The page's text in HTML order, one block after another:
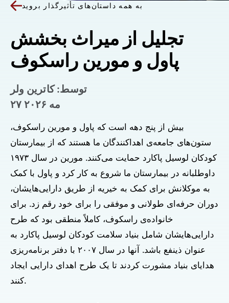
به همه داستان‌های تأثیرگذار بروید
تجلیل از میراث بخشش
پاول و مورین راسکوف
توسط: کاترین ولر
۲۷ مه ۲۰۲۶
بیش از پنج دهه است که پاول و مورین راسکوف،
ستون‌های جامعه‌ی اهداکنندگان ما هستند که از بیمارستان
کودکان لوسیل پاکارد حمایت می‌کنند. مورین در سال ۱۹۷۳
داوطلبانه در بیمارستان ما شروع به کار کرد و پاول با کمک
به موکلانش برای کمک به خیریه از طریق دارایی‌هایشان،
دوران حرفه‌ای طولانی و موفقی را برای خود رقم زد. برای
خانواده‌ی راسکوف، کاملاً منطقی بود که طرح
دارایی‌هایشان شامل بنیاد سلامت کودکان لوسیل پاکارد به
عنوان ذینفع باشد. آنها در سال ۲۰۰۷ با دفتر برنامه‌ریزی
هدایای بنیاد مشورت کردند تا یک طرح اهدای دارایی ایجاد
کنند.